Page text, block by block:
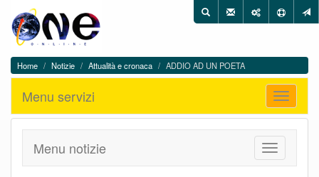
One
On
Line
-
Notizie
ultime
novità
Utilità
Cerca
One
LineMenu
di
navigazione
Home Notizie Attualità e cronaca ADDIO AD UN POETA
Menu
servizi
Apri
menu
Menu servizi
Apri
menu
Menu notizie